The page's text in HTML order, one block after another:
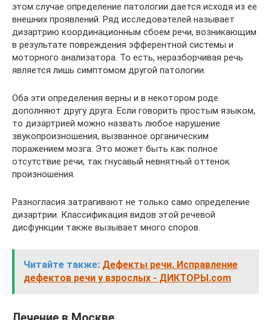
этом случае определение патологии дается исходя из ее
внешних проявлений. Ряд исследователей называет
дизартрию координационным сбоем речи, возникающим
в результате повреждения эфферентной системы и
моторного анализатора. То есть, неразборчивая речь
является лишь симптомом другой патологии.
Оба эти определения верны и в некотором роде
дополняют другу друга. Если говорить простым языком,
то дизартрией можно назвать любое нарушение
звукопроизношения, вызванное органическим
поражением мозга. Это может быть как полное
отсутствие речи, так гнусавый невнятный оттенок
произношения.
Разногласия затрагивают не только само определение
дизартрии. Классификация видов этой речевой
дисфункции также вызывает много споров.
Читайте также: Дефекты речи. Исправление
дефектов речи у взрослых - ДИКТОРЫ.com